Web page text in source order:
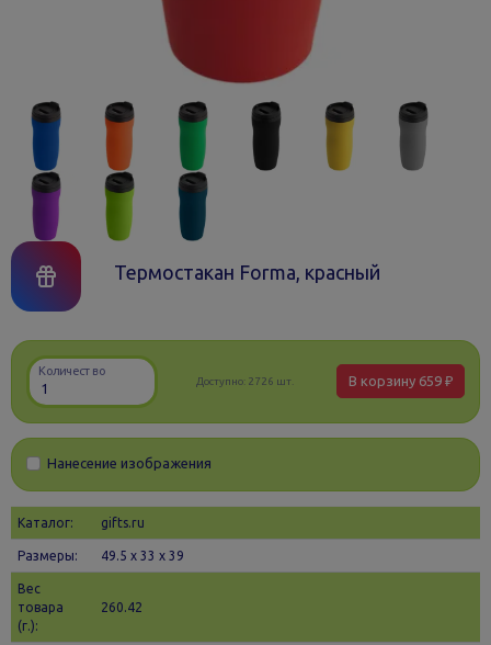
Термостакан Forma, красный
Количество
Доступно: 2726 шт. В корзину 659 ₽
Нанесение изображения
Каталог: gifts.ru
Размеры: 49.5 х 33 x 39
Вес
товара
(г.):
260.42